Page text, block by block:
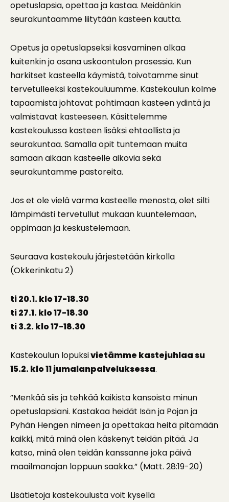
opetuslapsia, opettaa ja kastaa. Meidänkin
seurakuntaamme liitytään kasteen kautta.
Opetus ja opetuslapseksi kasvaminen alkaa
kuitenkin jo osana uskoontulon prosessia. Kun
harkitset kasteella käymistä, toivotamme sinut
tervetulleeksi kastekouluumme. Kastekoulun kolme
tapaamista johtavat pohtimaan kasteen ydintä ja
valmistavat kasteeseen. Käsittelemme
kastekoulussa kasteen lisäksi ehtoollista ja
seurakuntaa. Samalla opit tuntemaan muita
samaan aikaan kasteelle aikovia sekä
seurakuntamme pastoreita.
Jos et ole vielä varma kasteelle menosta, olet silti
lämpimästi tervetullut mukaan kuuntelemaan,
oppimaan ja keskustelemaan.
Seuraava kastekoulu järjestetään kirkolla
(Okkerinkatu 2)
ti 20.1. klo 17-18.30
ti 27.1. klo 17-18.30
ti 3.2. klo 17-18.30
Kastekoulun lopuksivietämme kastejuhlaa su
15.2. klo 11 jumalanpalveluksessa.
”Menkää siis ja tehkää kaikista kansoista minun
opetuslapsiani. Kastakaa heidät Isän ja Pojan ja
Pyhän Hengen nimeen ja opettakaa heitä pitämään
kaikki, mitä minä olen käskenyt teidän pitää. Ja
katso, minä olen teidän kanssanne joka päivä
maailmanajan loppuun saakka.” (Matt. 28:19-20)
Lisätietoja kastekoulusta voit kysellä